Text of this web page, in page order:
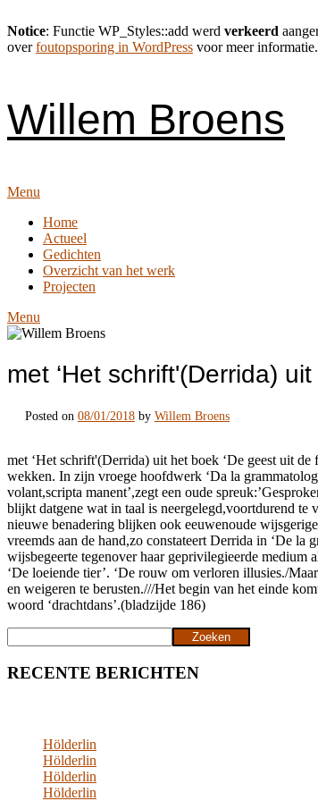
Notice: Functie WP_Styles::add werd verkeerd
overfoutopsporing in WordPress voor meer
Willem Broens
Menu
Home
Actueel
Gedichten
Overzicht van het werk
Projecten
Menu
met ‘Het schrift'(Derrida)
Posted on 08/01/2018 by Willem Broens
met ‘Het schrift'(Derrida) uit het boek ‘De geest uit de
wekken. In zijn vroege hoofdwerk ‘Da la
volant,scripta manent’,zegt een oude
blijkt datgene wat in taal is neergelegd,voortdurend te
nieuwe benadering blijken ook eeuwenoude
vreemds aan de hand,zo constateert Derrida in ‘De la
wijsbegeerte tegenover haar geprivilegieerde
‘De loeiende tier’. ‘De rouw om verloren illusies./
en weigeren te berusten.///Het begin van het einde
woord ‘drachtdans’.(bladzijde 186)
Zoeken
RECENTE BERICHTEN
Hölderlin
Hölderlin
Hölderlin
Hölderlin